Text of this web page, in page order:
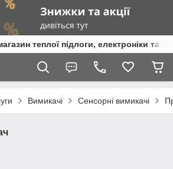
теплої підлоги, електроніки та
Вимикачі Сенсорні вимикачі